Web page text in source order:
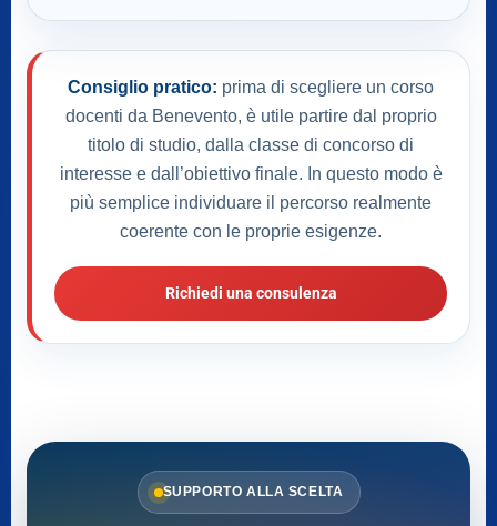
Consiglio pratico: prima di scegliere un corso
docenti da Benevento, è utile partire dal proprio
titolo di studio, dalla classe di concorso di
interesse e dall’obiettivo finale. In questo modo è
più semplice individuare il percorso realmente
coerente con le proprie esigenze.
Richiedi una consulenza
SUPPORTO ALLA SCELTA